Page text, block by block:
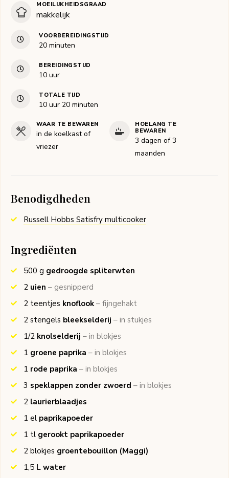
MOEILIJKHEIDSGRAAD
makkelijk
VOORBEREIDINGSTIJD
20minuten
minuten
BEREIDINGSTIJD
10uur
uur
TOTALE TIJD
10uur
uur 20minuten
minuten
WAAR TE BEWAREN
in de koelkast of
vriezer
HOELANG TE
BEWAREN
3 dagen of 3
maanden
Benodigdheden
Russell Hobbs Satisfry multicooker
Ingrediënten
500 g gedroogde spliterwten
2 uien – gesnipperd
2 teentjes knoflook – fijngehakt
2 stengels bleekselderij – in stukjes
1/2 knolselderij – in blokjes
1 groene paprika – in blokjes
1 rode paprika – in blokjes
3 speklappen zonder zwoerd – in blokjes
2 laurierblaadjes
1 el paprikapoeder
1 tl gerookt paprikapoeder
2 blokjes groentebouillon (Maggi)
1,5 L water